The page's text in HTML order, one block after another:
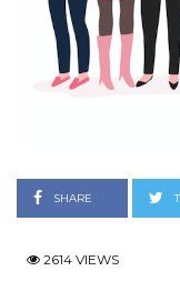
SHARE
2614 VIEWS